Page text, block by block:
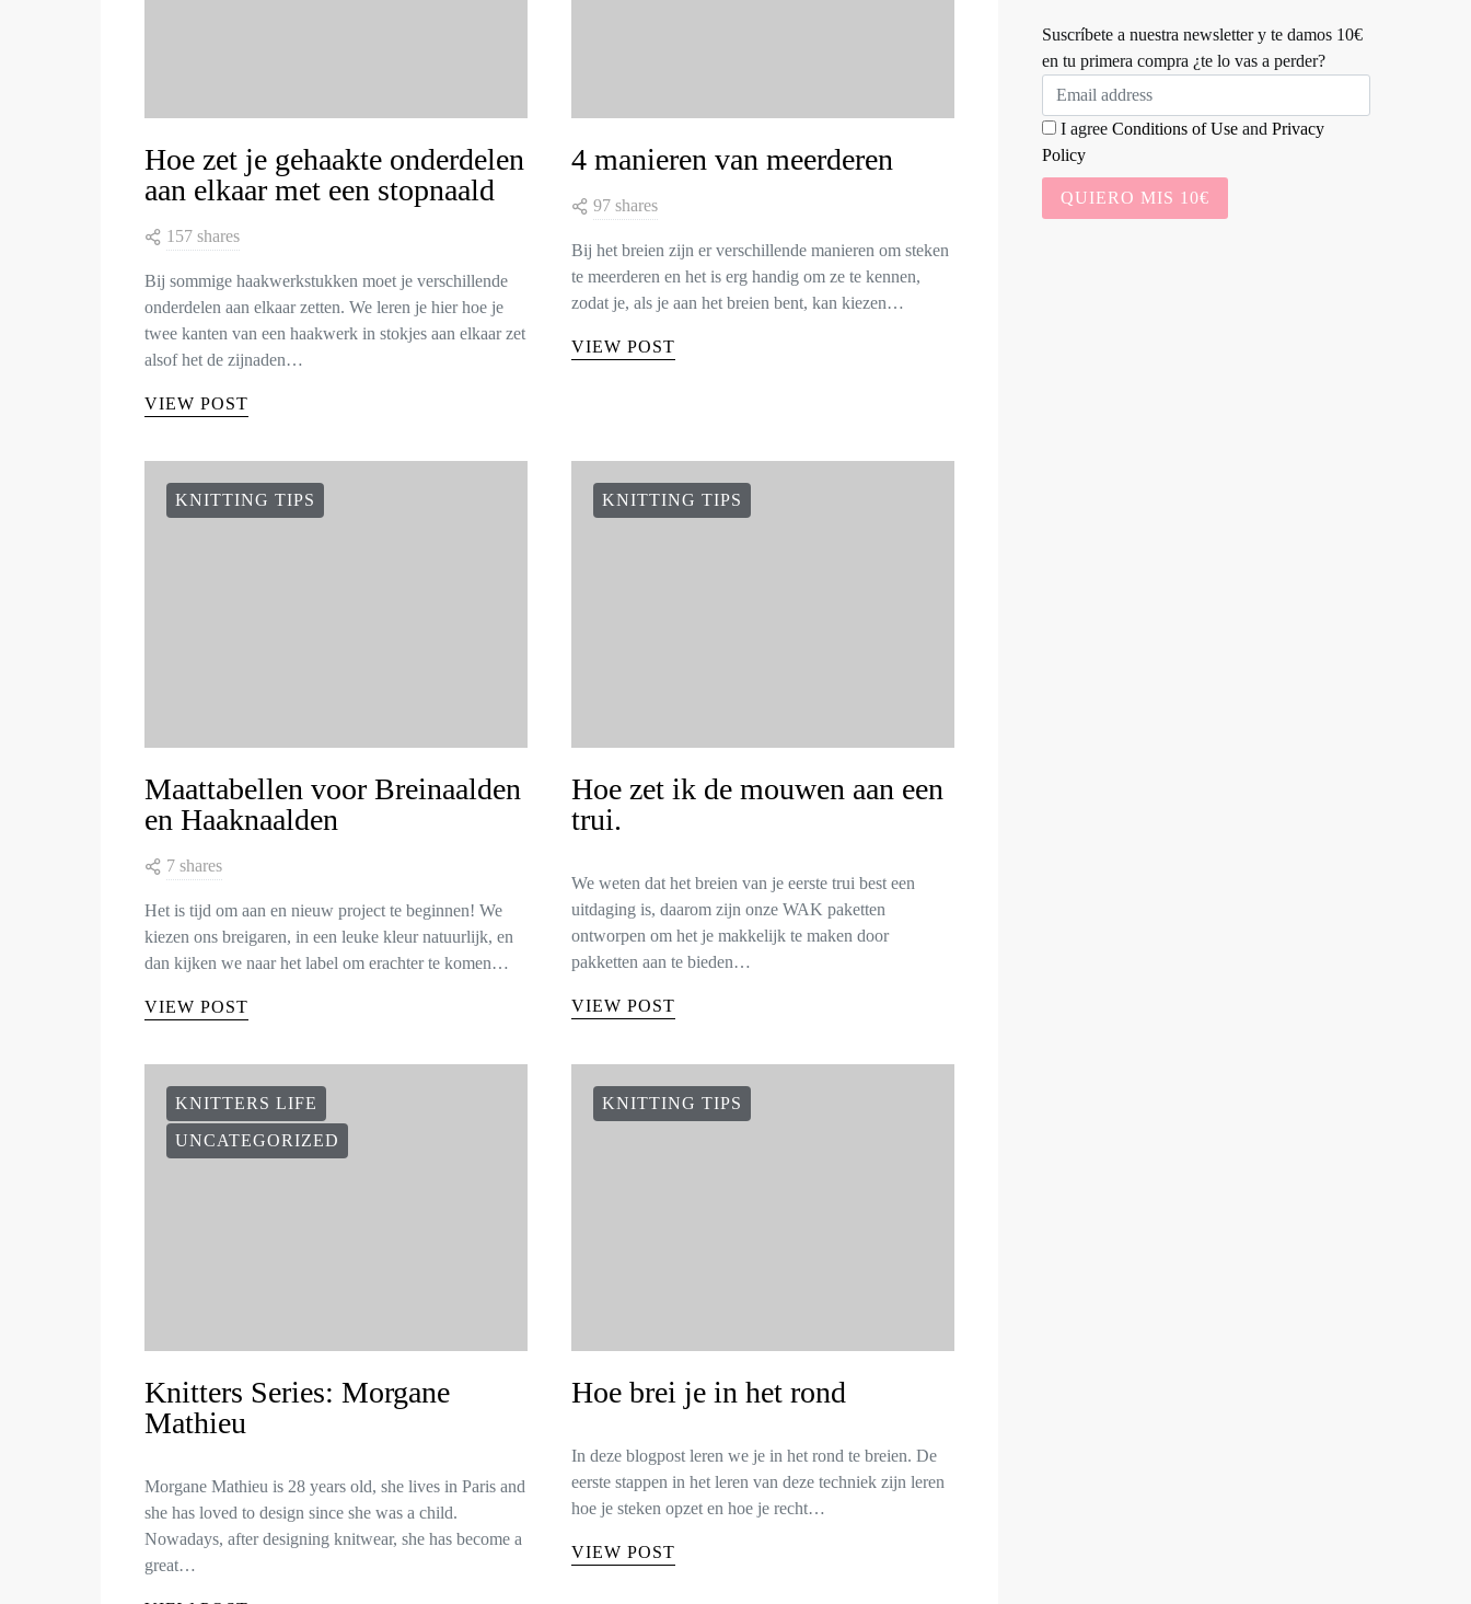
Hoe zet je gehaakte onderdelen
aan elkaar met een stopnaald
157 shares
Bij sommige haakwerkstukken moet je verschillende
onderdelen aan elkaar zetten. We leren je hier hoe je
twee kanten van een haakwerk in stokjes aan elkaar zet
alsof het de zijnaden…
VIEW POST
4 manieren van meerderen
97 shares
Bij het breien zijn er verschillende manieren om steken
te meerderen en het is erg handig om ze te kennen,
zodat je, als je aan het breien bent, kan kiezen…
VIEW POST
KNITTING TIPS
Maattabellen voor Breinaalden
en Haaknaalden
7 shares
Het is tijd om aan en nieuw project te beginnen! We
kiezen ons breigaren, in een leuke kleur natuurlijk, en
dan kijken we naar het label om erachter te komen…
VIEW POST
KNITTING TIPS
Hoe zet ik de mouwen aan een
trui.
We weten dat het breien van je eerste trui best een
uitdaging is, daarom zijn onze WAK paketten
ontworpen om het je makkelijk te maken door
pakketten aan te bieden…
VIEW POST
KNITTERS LIFE
UNCATEGORIZED
Knitters Series: Morgane
Mathieu
Morgane Mathieu is 28 years old, she lives in Paris and
she has loved to design since she was a child.
Nowadays, after designing knitwear, she has become a
great…
KNITTING TIPS
Hoe brei je in het rond
In deze blogpost leren we je in het rond te breien. De
eerste stappen in het leren van deze techniek zijn leren
hoe je steken opzet en hoe je recht…
VIEW POST
Suscríbete a nuestra newsletter y te damos 10€
en tu primera compra ¿te lo vas a perder?
I agree Conditions of Use and Privacy
Policy
QUIERO MIS 10€